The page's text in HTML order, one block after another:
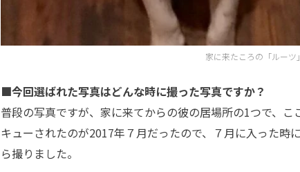
家に来たころの「ルーツ」
■今回選ばれた写真はどんな時に撮った写真ですか？
普段の写真ですが、家に来てからの彼の居場所の1つで、
キューされたのが2017年７月だったので、７月に入った時
ら撮りました。